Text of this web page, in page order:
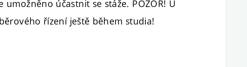
účastnit se stáže. POZOR! U
řízení ještě během studia!